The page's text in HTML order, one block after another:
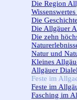
Die Region
Die
Die Allgäuer
Die zehn
Natur und
Kleines
Allgäuer
Feste im
Feste im
Fasching im